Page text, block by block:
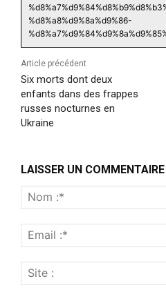
%d8%a8%d9%8a%d9%86-
Article précédent
Six morts dont deux
enfants dans des frappes
russes nocturnes en
Ukraine
LAISSER UN COMMENTAIRE